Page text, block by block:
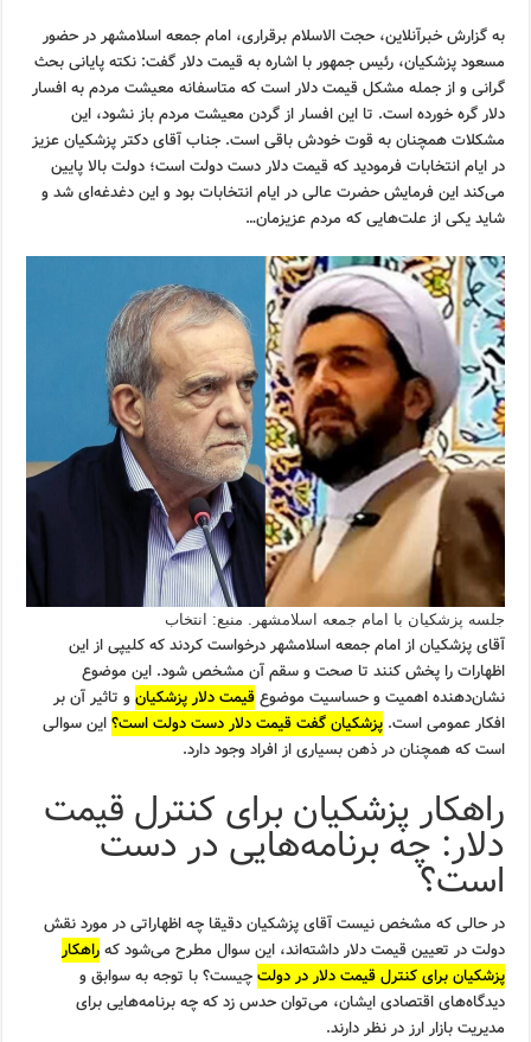
به گزارش خبرآنلاین، حجت الاسلام برقراری، امام جمعه اسلامشهر در حضور
مسعود پزشکیان، رئیس جمهور با اشاره به قیمت دلار گفت: نکته پایانی بحث
گرانی و از جمله مشکل قیمت دلار است که متاسفانه معیشت مردم به افسار
دلار گره خورده است. تا این افسار از گردن معیشت مردم باز نشود، این
مشکلات همچنان به قوت خودش باقی است. جناب آقای دکتر پزشکیان عزیز
در ایام انتخابات فرمودید که قیمت دلار دست دولت است؛ دولت بالا پایین
می‌کند این فرمایش حضرت عالی در ایام انتخابات بود و این دغدغه‌ای شد و
شاید یکی از علت‌هایی که مردم عزیزمان…
جلسه پزشکیان با امام جمعه اسلامشهر. منبع: انتخاب
آقای پزشکیان از امام جمعه اسلامشهر درخواست کردند که کلیپی از این
اظهارات را پخش کنند تا صحت و سقم آن مشخص شود. این موضوع
نشان‌دهنده اهمیت و حساسیت موضوعقیمت دلار پزشکیانو تاثیر آن بر
افکار عمومی است.پزشکیان گفت قیمت دلار دست دولت است؟این سوالی
است که همچنان در ذهن بسیاری از افراد وجود دارد.
راهکار پزشکیان برای کنترل قیمت
دلار: چه برنامه‌هایی در دست
است؟
در حالی که مشخص نیست آقای پزشکیان دقیقا چه اظهاراتی در مورد نقش
دولت در تعیین قیمت دلار داشته‌اند، این سوال مطرح می‌شود کهراهکار
پزشکیان برای کنترل قیمت دلار در دولتچیست؟ با توجه به سوابق و
دیدگاه‌های اقتصادی ایشان، می‌توان حدس زد که چه برنامه‌هایی برای
مدیریت بازار ارز در نظر دارند.